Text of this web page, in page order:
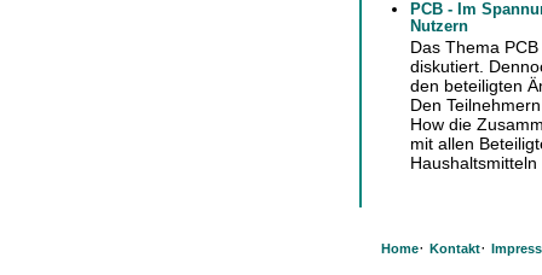
PCB - Im
Nutzern
Das Thema
diskutiert.
den beteiligten
Den
How die
mit allen
Home· Kontakt·